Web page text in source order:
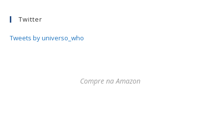
Twitter
Tweets by universo_who
Compre na Amazon